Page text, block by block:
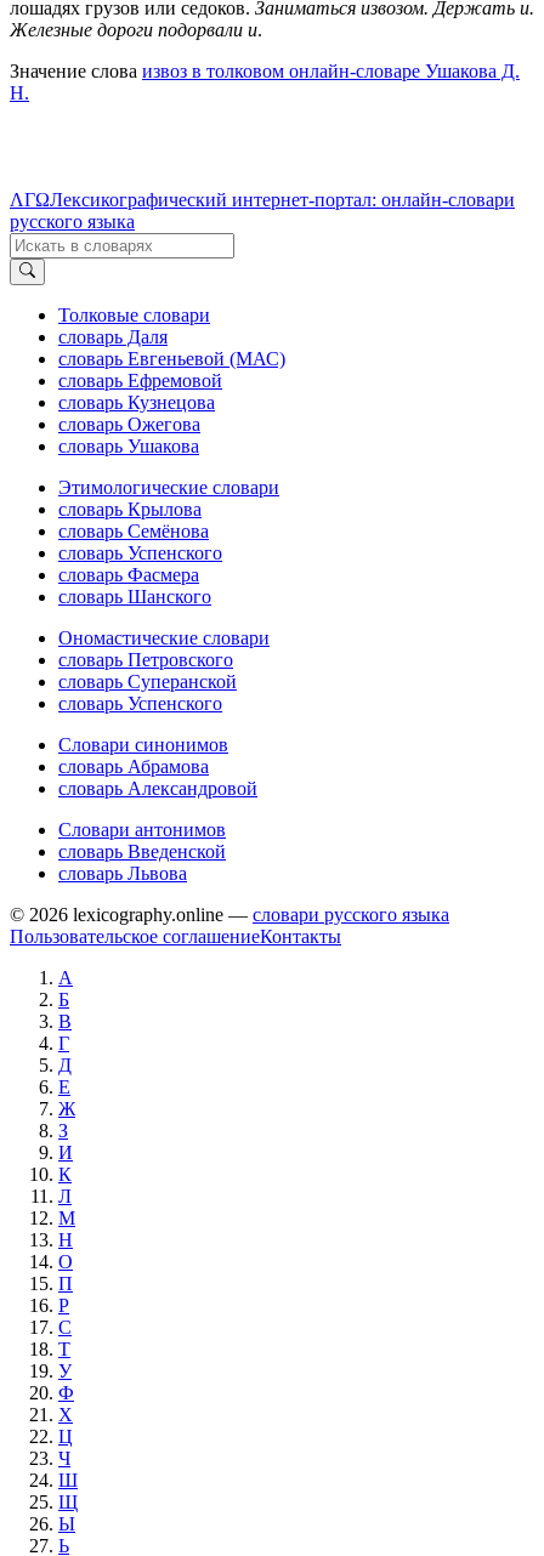
лошадях грузов или седоков. Заниматься извозом. Держать и.
Железные дороги подорвали и.
Значение слова извоз в толковом онлайн-словаре Ушакова Д.
Н.
ΛΓΩЛексикографический интернет-портал: онлайн-словари
русского языка
Толковые словари
словарь Даля
словарь Евгеньевой (МАС)
словарь Ефремовой
словарь Кузнецова
словарь Ожегова
словарь Ушакова
Этимологические словари
словарь Крылова
словарь Семёнова
словарь Успенского
словарь Фасмера
словарь Шанского
Ономастические словари
словарь Петровского
словарь Суперанской
словарь Успенского
Словари синонимов
словарь Абрамова
словарь Александровой
Словари антонимов
словарь Введенской
словарь Львова
© 2026 lexicography.online — словари русского языка
Пользовательское соглашениеКонтакты
А
Б
В
Г
Д
Е
Ж
З
И
К
Л
М
Н
О
П
Р
С
Т
У
Ф
Х
Ц
Ч
Ш
Щ
Ы
Ь